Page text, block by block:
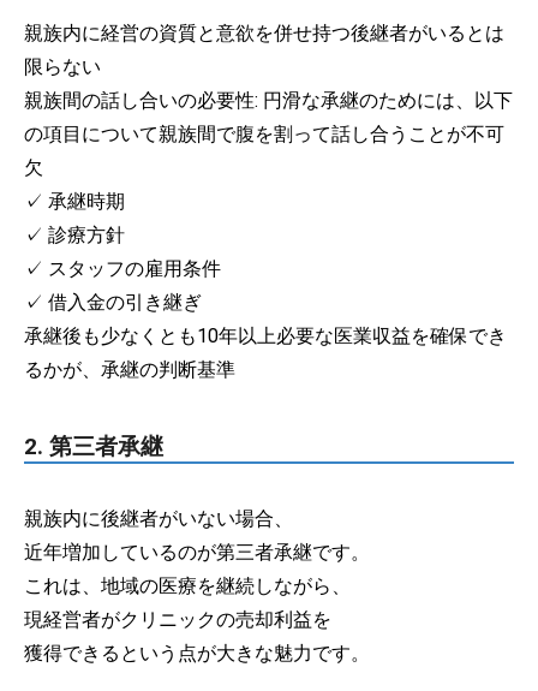
親族内に経営の資質と意欲を併せ持つ後継者がいるとは
限らない
親族間の話し合いの必要性: 円滑な承継のためには、以下
の項目について親族間で腹を割って話し合うことが不可
欠
✓ 承継時期
✓ 診療方針
✓ スタッフの雇用条件
✓ 借入金の引き継ぎ
承継後も少なくとも10年以上必要な医業収益を確保でき
るかが、承継の判断基準
2. 第三者承継
親族内に後継者がいない場合、
近年増加しているのが第三者承継です。
これは、地域の医療を継続しながら、
現経営者がクリニックの売却利益を
獲得できるという点が大きな魅力です。